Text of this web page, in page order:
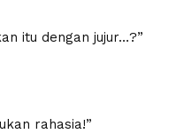
itu dengan jujur…?”
rahasia!”